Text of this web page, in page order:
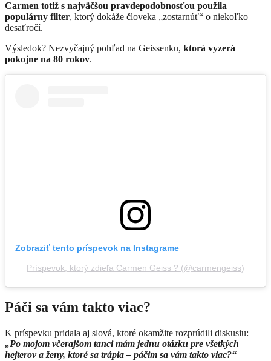
Carmen totiž s najväčšou pravdepodobnosťou použila
populárny filter, ktorý dokáže človeka „zostarnúť“ o niekoľko
desaťročí.
Výsledok? Nezvyčajný pohľad na Geissenku, ktorá vyzerá
pokojne na 80 rokov.
Zobraziť tento príspevok na Instagrame
Príspevok, ktorý zdieľa Carmen Geiss ? (@carmengeiss)
Páči sa vám takto viac?
K príspevku pridala aj slová, ktoré okamžite rozprúdili diskusiu:
„Po mojom včerajšom tanci mám jednu otázku pre všetkých
hejterov a ženy, ktoré sa trápia – páčim sa vám takto viac?“